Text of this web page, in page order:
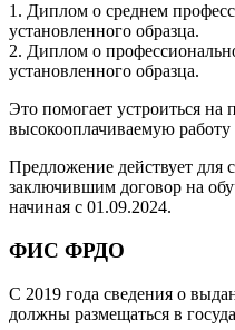
1. Диплом о среднем
установленного образца.
2. Диплом о
установленного образца.
Это помогает устроиться на
высокооплачиваемую
Предложение действует для
заключившим договор на
начиная с 01.09.2024.
ФИС ФРДО
С 2019 года сведения о
должны размещаться в